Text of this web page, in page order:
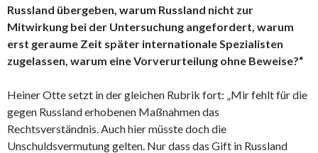
Russland übergeben, warum Russland nicht zur
Mitwirkung bei der Untersuchung angefordert, warum
erst geraume Zeit später internationale Spezialisten
zugelassen, warum eine Vorverurteilung ohne Beweise?“
Heiner Otte setzt in der gleichen Rubrik fort: „Mir fehlt für die
gegen Russland erhobenen Maßnahmen das
Rechtsverständnis. Auch hier müsste doch die
Unschuldsvermutung gelten. Nur dass das Gift in Russland